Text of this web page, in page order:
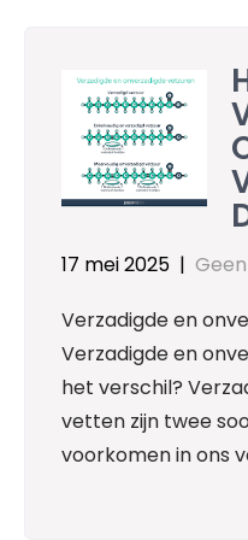
17 mei 2025 |
Verzadigde en
Verzadigde en
het verschil?
vetten zijn twee
voorkomen in ons